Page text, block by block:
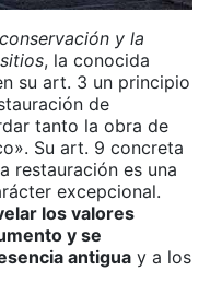
y la
, la conocida
su art. 3 un principio
de
tanto la obra de
Su art. 9 concreta
restauración es una
excepcional.
los valores
y se
antigua y a los